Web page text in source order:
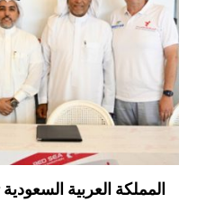
المملكة العربية